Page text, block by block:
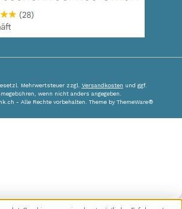
Mehrwertsteuer zzgl. Versandkosten und ggf.
wenn nicht anders angegeben.
- Alle Rechte vorbehalten. Theme by ThemeWare®